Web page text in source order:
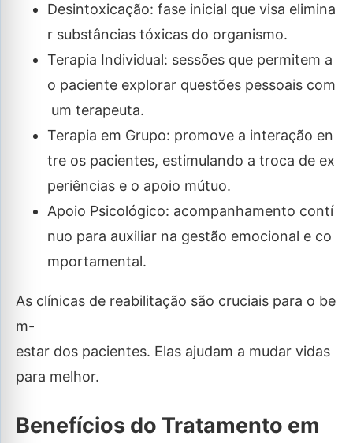
Desintoxicação: fase inicial que visa elimina
r substâncias tóxicas do organismo.
Terapia Individual: sessões que permitem a
o paciente explorar questões pessoais com
um terapeuta.
Terapia em Grupo: promove a interação en
tre os pacientes, estimulando a troca de ex
periências e o apoio mútuo.
Apoio Psicológico: acompanhamento contí
nuo para auxiliar na gestão emocional e co
mportamental.
As clínicas de reabilitação são cruciais para o be
m-
estar dos pacientes. Elas ajudam a mudar vidas
para melhor.
Benefícios do Tratamento em